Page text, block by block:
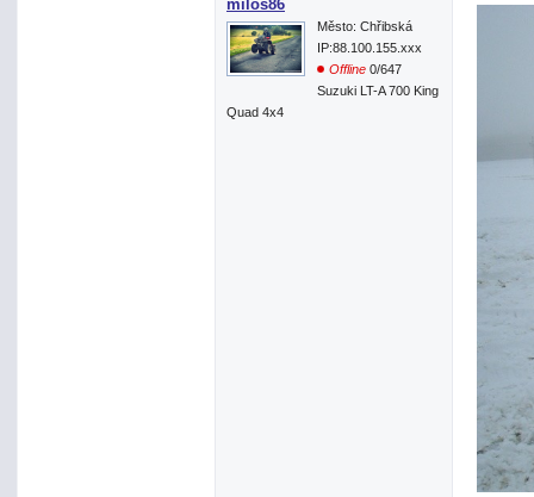
milos86
Město: Chřibská
IP:88.100.155.xxx
Offline 0/647
Suzuki LT-A 700 King
Quad 4x4